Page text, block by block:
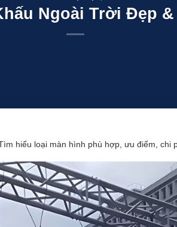
Ngoài Trời Đẹp
hiểu loại màn hình phù hợp, ưu điểm, chi